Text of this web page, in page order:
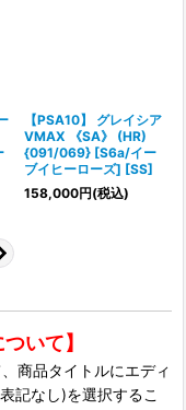
【PSA10】 グレイシア
VMAX 《SA》 (HR)
{091/069} [S6a/イー
ブイヒーローズ] [SS]
158,000円(税込)
いて】
商品タイトルにエディ
記なし)を選択するこ